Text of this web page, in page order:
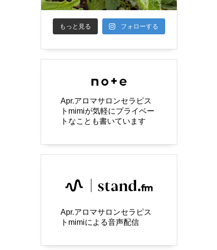
もっと見る フォローする
Apr.アロマサロンセラピス
トmimiが気軽にプライベー
トなことも書いています
Apr.アロマサロンセラピス
トmimiによる音声配信